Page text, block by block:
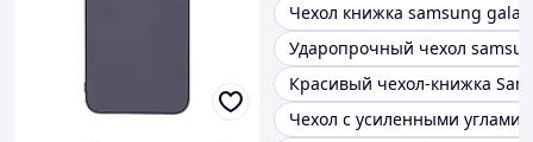
Чехол книжка samsung
Ударопрочный чехол
Красивый чехол-книжка
Чехол с усиленными углами